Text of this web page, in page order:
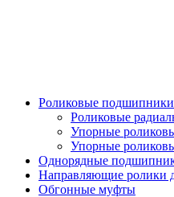
Роликовые подшипники
Роликовые
Упорные
Упорные
Однорядные
Направляющие ролики
Обгонные муфты